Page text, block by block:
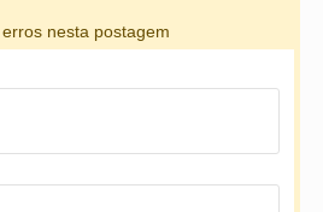
nesta postagem